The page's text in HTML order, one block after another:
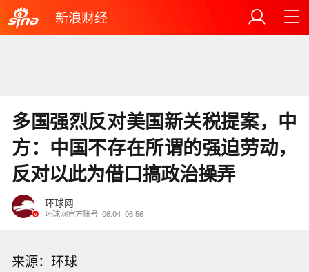
新浪财经
多国强烈反对美国新关税提案，中
方：中国不存在所谓的强迫劳动，
反对以此为借口搞政治操弄
环球网
环球网官方账号 06.04 06:56
来源：环球